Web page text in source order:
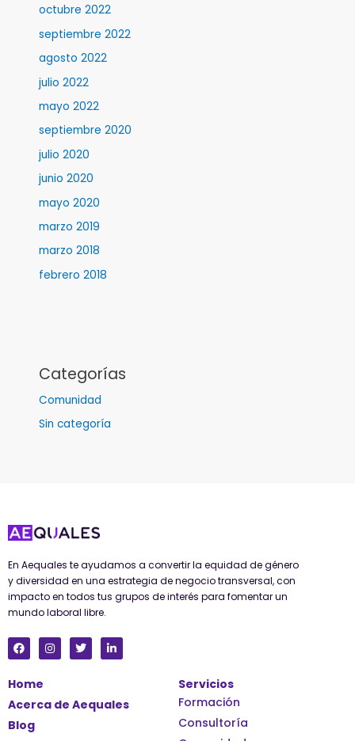
octubre 2022
septiembre 2022
agosto 2022
julio 2022
mayo 2022
septiembre 2020
julio 2020
junio 2020
mayo 2020
marzo 2019
marzo 2018
febrero 2018
Categorías
Comunidad
Sin categoría
En Aequales te ayudamos a convertir la equidad de género
y diversidad en una estrategia de negocio transversal, con
impacto en todos tus grupos de interés para fomentar un
mundo laboral libre.
F
a
c
b
o
k
I
n
s
r
T
w
i
r
L
i
n
d
i
Home
Acerca de Aequales
Blog
Servicios
Formación
Consultoría